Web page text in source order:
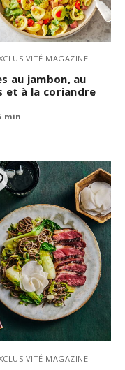
MAGAZINE
au jambon, au
et à la coriandre
min
MAGAZINE